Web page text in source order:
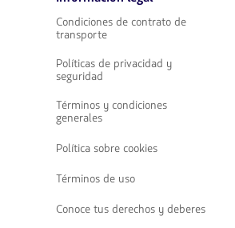
Condiciones de contrato de
transporte
Políticas de privacidad y
seguridad
Términos y condiciones
generales
Política sobre cookies
Términos de uso
Conoce tus derechos y deberes